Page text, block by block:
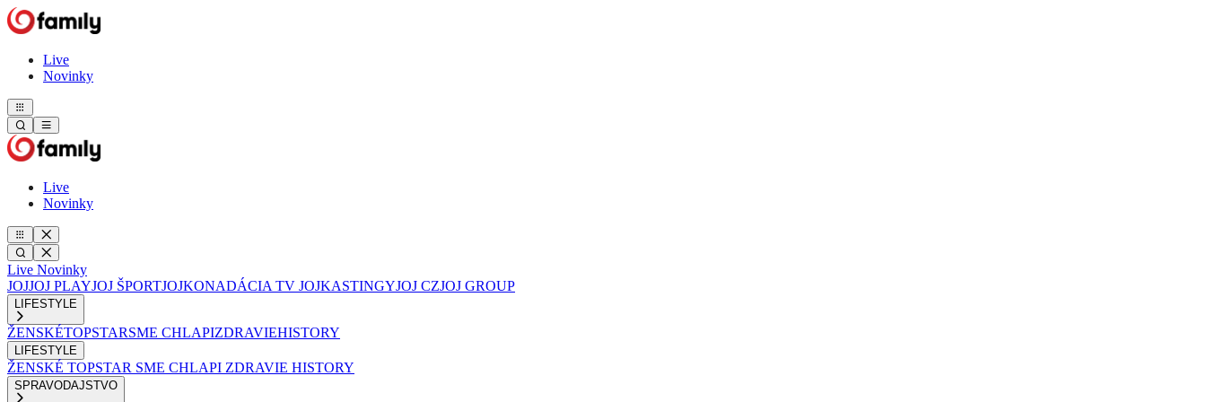
Live
Novinky
Live
Novinky
Live Novinky
JOJJOJ PLAYJOJ ŠPORTJOJKONADÁCIA TV JOJKASTINGYJOJ CZJOJ GROUP
LIFESTYLE
ŽENSKÉTOPSTARSME CHLAPIZDRAVIEHISTORY
LIFESTYLE
ŽENSKÉ TOPSTAR SME CHLAPI ZDRAVIE HISTORY
SPRAVODAJSTVO